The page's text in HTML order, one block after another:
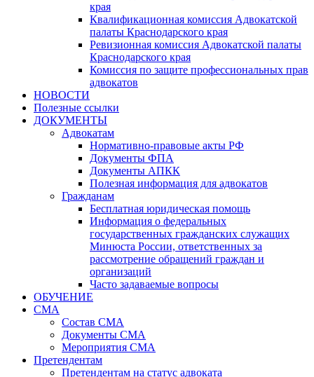
края
Квалификационная комиссия Адвокатской
палаты Краснодарского края
Ревизионная комиссия Адвокатской палаты
Краснодарского края
Комиссия по защите профессиональных прав
адвокатов
НОВОСТИ
Полезные ссылки
ДОКУМЕНТЫ
Адвокатам
Нормативно-правовые акты РФ
Документы ФПА
Документы АПКК
Полезная информация для адвокатов
Гражданам
Бесплатная юридическая помощь
Информация о федеральных
государственных гражданских служащих
Минюста России, ответственных за
рассмотрение обращений граждан и
организаций
Часто задаваемые вопросы
ОБУЧЕНИЕ
СМА
Состав СМА
Документы СМА
Мероприятия СМА
Претендентам
Претендентам на статус адвоката